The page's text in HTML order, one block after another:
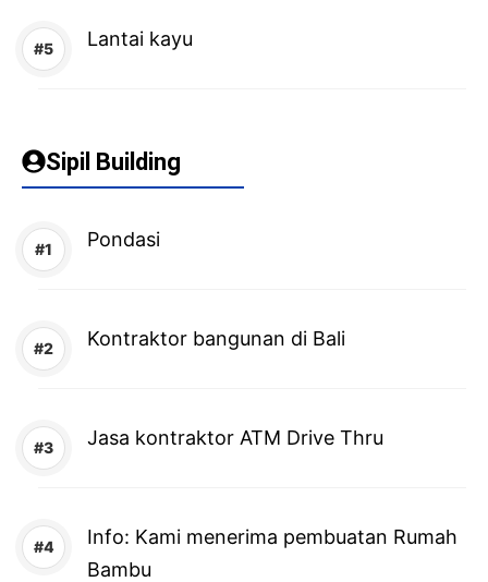
Lantai kayu
Sipil Building
Pondasi
Kontraktor bangunan di Bali
Jasa kontraktor ATM Drive Thru
Info: Kami menerima pembuatan Rumah
Bambu